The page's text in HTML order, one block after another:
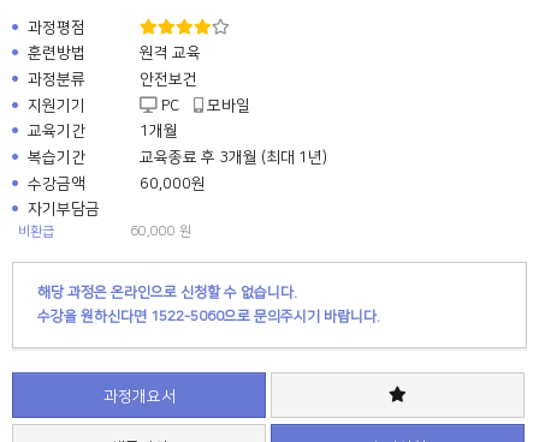
과정평점
훈련방법
원격 교육
과정분류
안전보건
지원기기
PC
모바일
교육기간
1개월
복습기간
교육종료 후 3개월 (최대 1년)
수강금액
60,000원
자기부담금
비환급 60,000 원
해당 과정은 온라인으로 신청할 수 없습니다.
수강을 원하신다면 1522-5060으로 문의주시기 바랍니다.
과정개요서